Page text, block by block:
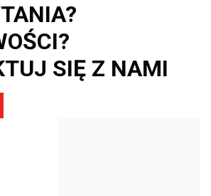
SIĘ Z NAMI